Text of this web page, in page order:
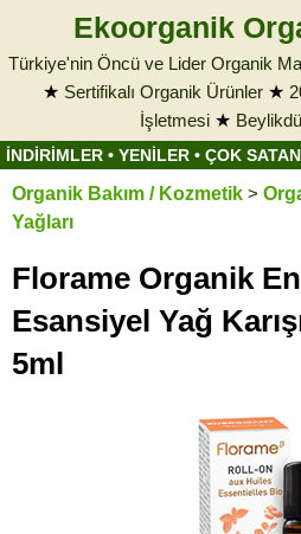
Ekoorganik
Türkiye'nin Öncü ve Lider Organik
★ Sertifikalı Organik Ürünler★
İşletmesi ★
İNDİRİMLER • YENİLER • ÇOK SATAN
Organik Bakım / Kozmetik >
Yağları
Florame Organik
Esansiyel Yağ
5ml